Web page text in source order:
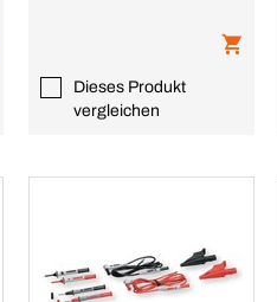
Dieses Produkt
vergleichen